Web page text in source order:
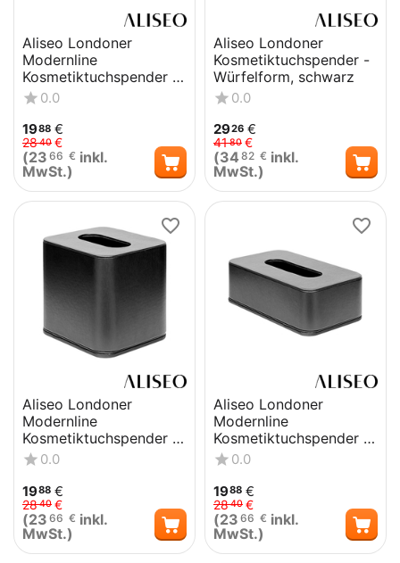
Aliseo Londoner
Modernline
Kosmetiktuchspender -
taupe
0.0
1988 €
2840 €
(23 66 € inkl.
MwSt.)
Aliseo Londoner
Kosmetiktuchspender -
Würfelform, schwarz
0.0
2926 €
4180 €
(34 82 € inkl.
MwSt.)
Aliseo Londoner
Modernline
Kosmetiktuchspender -
Würfelform, schwarz
0.0
1988 €
2840 €
(23 66 € inkl.
MwSt.)
Aliseo Londoner
Modernline
Kosmetiktuchspender -
schwarz
0.0
1988 €
2840 €
(23 66 € inkl.
MwSt.)